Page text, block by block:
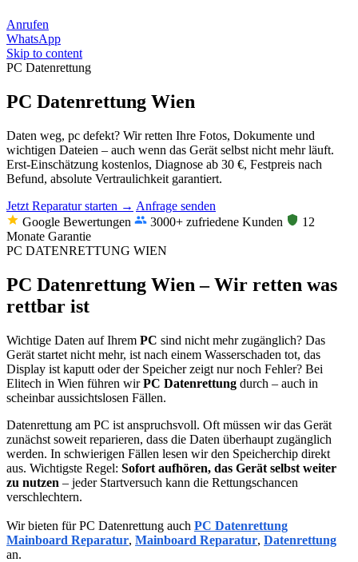
Anrufen
WhatsApp
Skip to content
PC Datenrettung
PC Datenrettung Wien
Daten weg, pc defekt? Wir retten Ihre Fotos, Dokumente und
wichtigen Dateien – auch wenn das Gerät selbst nicht mehr läuft.
Erst-Einschätzung kostenlos, Diagnose ab 30 €, Festpreis nach
Befund, absolute Vertraulichkeit garantiert.
Jetzt Reparatur starten → Anfrage senden
Google Bewertungen
3000+ zufriedene Kunden
12
Monate Garantie
PC DATENRETTUNG WIEN
PC Datenrettung Wien – Wir retten was
rettbar ist
Wichtige Daten auf Ihrem PC sind nicht mehr zugänglich? Das
Gerät startet nicht mehr, ist nach einem Wasserschaden tot, das
Display ist kaputt oder der Speicher zeigt nur noch Fehler? Bei
Elitech in Wien führen wirPC Datenrettung durch – auch in
scheinbar aussichtslosen Fällen.
Datenrettung am PC ist anspruchsvoll. Oft müssen wir das Gerät
zunächst soweit reparieren, dass die Daten überhaupt zugänglich
werden. In schwierigen Fällen lesen wir den Speicherchip direkt
aus. Wichtigste Regel: Sofort aufhören, das Gerät selbst weiter
zu nutzen – jeder Startversuch kann die Rettungschancen
verschlechtern.
Wir bieten für PC Datenrettung auch PC Datenrettung
Mainboard Reparatur, Mainboard Reparatur, Datenrettung
an.